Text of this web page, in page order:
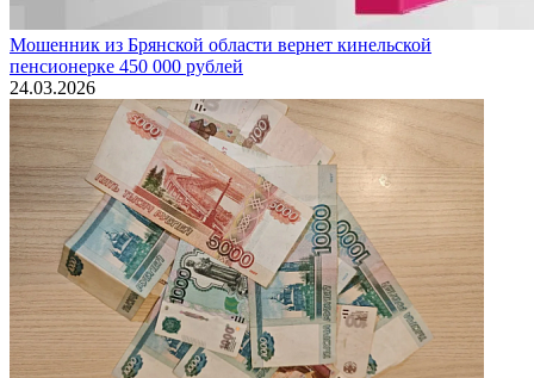
Мошенник из Брянской области вернет кинельской
пенсионерке 450 000 рублей
24.03.2026